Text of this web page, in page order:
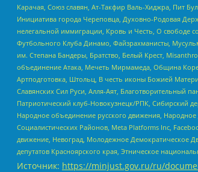
Карачая, Союз славян, Ат-Такфир Валь-Хиджра, Пит
Инициатива города Череповца, Духовно-Родовая
нелегальной иммиграции, Кровь и Честь, О свободе
Футбольного Клуба Динамо, Файзрахманисты,
им. Степана Бандеры, Братство, Белый Крест,
объединение Атака, Мечеть Мирмамеда, Община
Артподготовка, Штольц, В честь иконы Божией
Славянских Сил Руси, Алля-Аят, Благотворительный
Патриотический клуб-Новокузнецк/РПК, Сибирский
Народное объединение русского движения,
Социалистических Районов, Meta Platforms Inc,
движение, Невоград, Молодежное Демократическое
депутатов Красноярского края, Этническое
Источник: https://minjust.gov.ru/ru/